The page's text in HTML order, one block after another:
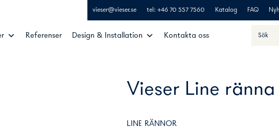
vieser@vieser.se tel: +46 70 557 7560 Katalog FAQ
Referenser Design & Installation Kontakta oss
När
Vieser Line
LINE RÄNNOR